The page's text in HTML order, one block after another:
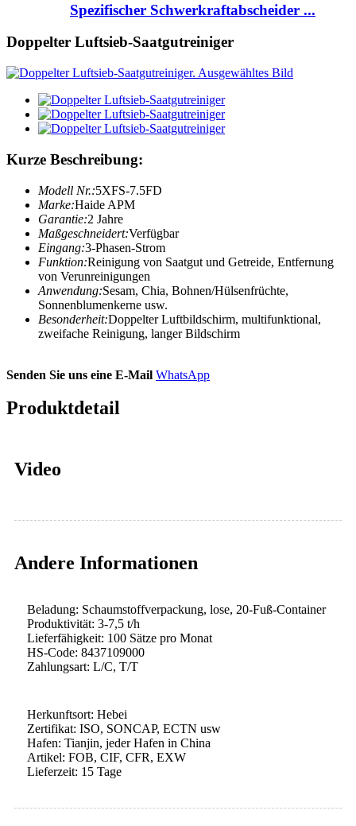
Spezifischer Schwerkraftabscheider ...
Doppelter Luftsieb-Saatgutreiniger
Kurze Beschreibung:
Modell Nr.:5XFS-7.5FD
Marke:Haide APM
Garantie:2 Jahre
Maßgeschneidert:Verfügbar
Eingang:3-Phasen-Strom
Funktion:Reinigung von Saatgut und Getreide, Entfernung
von Verunreinigungen
Anwendung:Sesam, Chia, Bohnen/Hülsenfrüchte,
Sonnenblumenkerne usw.
Besonderheit:Doppelter Luftbildschirm, multifunktional,
zweifache Reinigung, langer Bildschirm
Senden Sie uns eine E-Mail WhatsApp
Produktdetail
Video
Andere Informationen
Beladung: Schaumstoffverpackung, lose, 20-Fuß-Container
Produktivität: 3-7,5 t/h
Lieferfähigkeit: 100 Sätze pro Monat
HS-Code: 8437109000
Zahlungsart: L/C, T/T
Herkunftsort: Hebei
Zertifikat: ISO, SONCAP, ECTN usw
Hafen: Tianjin, jeder Hafen in China
Artikel: FOB, CIF, CFR, EXW
Lieferzeit: 15 Tage